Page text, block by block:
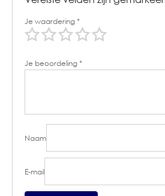
Je waardering*
Je beoordeling*
Naam
E-mail